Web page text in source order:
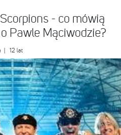
- co mówią
Pawle Mąciwodzie?
| 12 lat